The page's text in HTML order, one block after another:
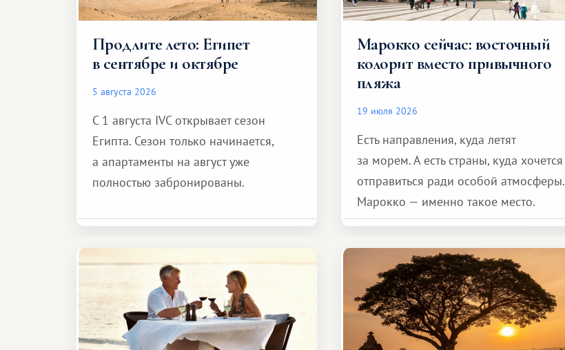
Продлите лето: Египет
в сентябре и октябре
5 августа 2026
С 1 августа IVC открывает сезон
Египта. Сезон только начинается,
а апартаменты на август уже
полностью забронированы.
Марокко сейчас: восточный
колорит вместо привычного
пляжа
19 июля 2026
Есть направления, куда летят
за морем. А есть страны, куда хочется
отправиться ради особой атмосферы.
Марокко — именно такое место.